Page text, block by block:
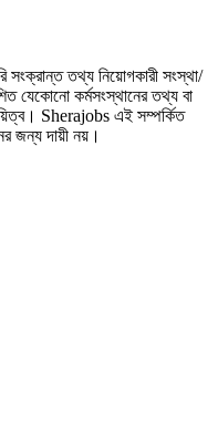
তথ্য নিয়োগকারী সংস্থা/
যেকোনো কর্মসংস্থানের তথ্য বা
Sherajobs এই সম্পর্কিত
জন্য দায়ী নয়।